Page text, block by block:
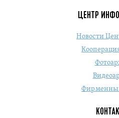
ЦЕНТР
Новости